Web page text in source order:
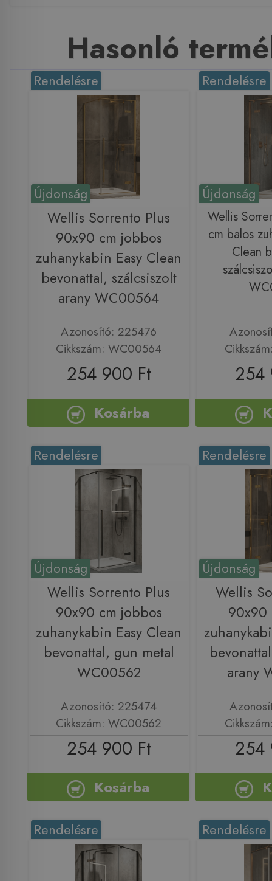
Hasonló
Újdonság
Rendelésre
Wellis Sorrento Plus
90x90 cm jobbos
zuhanykabin Easy Clean
bevonattal, szálcsiszolt
arany WC00564
Azonosító: 225476
Cikkszám: WC00564
254 900 Ft
Kosárba
Újdonság
Rendelésre
Wellis
cm balos
Clean
254
Újdonság
Rendelésre
Wellis Sorrento Plus
90x90 cm jobbos
zuhanykabin Easy Clean
bevonattal, gun metal
WC00562
Azonosító: 225474
Cikkszám: WC00562
254 900 Ft
Kosárba
Újdonság
Rendelésre
Wellis
90x90
arany
254
Rendelésre Rendelésre